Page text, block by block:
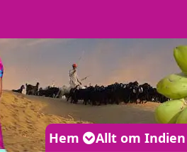
Hem Allt om Indien